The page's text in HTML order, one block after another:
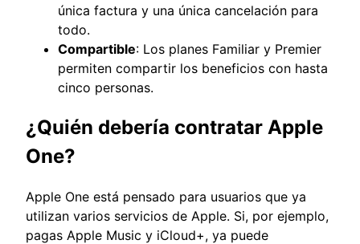
única factura y una única cancelación para
todo.
Compartible: Los planes Familiar y Premier
permiten compartir los beneficios con hasta
cinco personas.
¿Quién debería contratar Apple
One?
Apple One está pensado para usuarios que ya
utilizan varios servicios de Apple. Si, por ejemplo,
pagas Apple Music y iCloud+, ya puede